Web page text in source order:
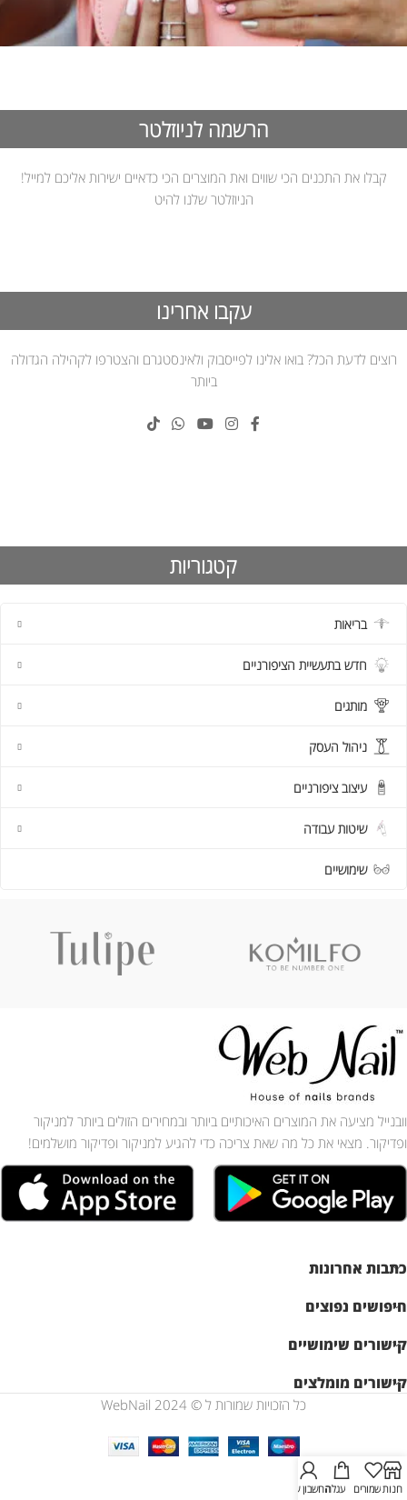
הרשמה לניוזלטר
קבלו את התכנים הכי שווים ואת המוצרים הכי כדאיים ישירות אליכם למייל!
הניוזלטר שלנו להיט
עקבו אחרינו
רוצים לדעת הכל? בואו אלינו לפייסבוק ולאינסטגרם והצטרפו לקהילה הגדולה
ביותר
קטגוריות
בריאות
חדש בתעשיית הציפורניים
מותגים
ניהול העסק
עיצוב ציפורניים
שיטות עבודה
שימושיים
וובנייל מציעה את המוצרים האיכותיים ביותר ובמחירים הזולים ביותר למניקור
ופדיקור. מצאי את כל מה שאת צריכה כדי להגיע למניקור ופדיקור מושלמים!
כתבות אחרונות
חיפושים נפוצים
קישורים שימושיים
קישורים מומלצים
כל הזכויות שמורות ל © WebNail 2024
חנותשמורים עגלההחשבון שלי